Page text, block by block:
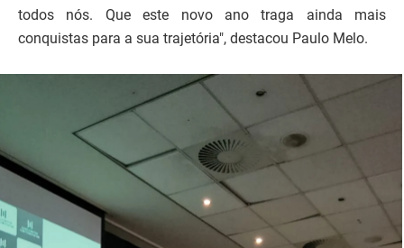
todos nós. Que este novo ano traga ainda mais
conquistas para a sua trajetória", destacou Paulo Melo.